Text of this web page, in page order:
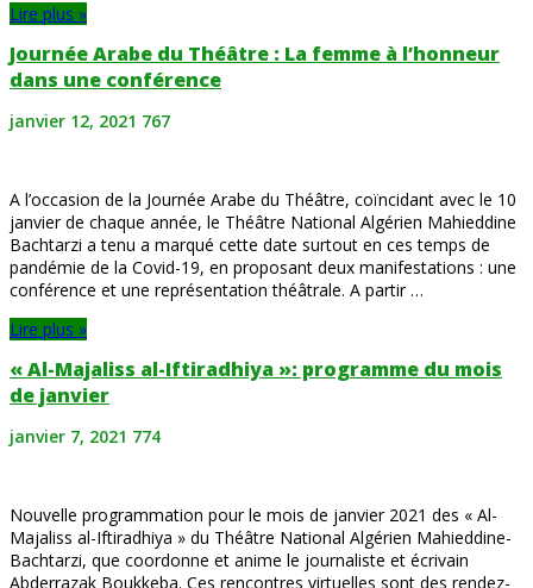
Lire plus »
Journée Arabe du Théâtre : La femme à l’honneur
dans une conférence
janvier 12, 2021 767
A l’occasion de la Journée Arabe du Théâtre, coïncidant avec le 10
janvier de chaque année, le Théâtre National Algérien Mahieddine
Bachtarzi a tenu a marqué cette date surtout en ces temps de
pandémie de la Covid-19, en proposant deux manifestations : une
conférence et une représentation théâtrale. A partir …
Lire plus »
« Al-Majaliss al-Iftiradhiya »: programme du mois
de janvier
janvier 7, 2021 774
Nouvelle programmation pour le mois de janvier 2021 des « Al-
Majaliss al-Iftiradhiya » du Théâtre National Algérien Mahieddine-
Bachtarzi, que coordonne et anime le journaliste et écrivain
Abderrazak Boukkeba. Ces rencontres virtuelles sont des rendez-